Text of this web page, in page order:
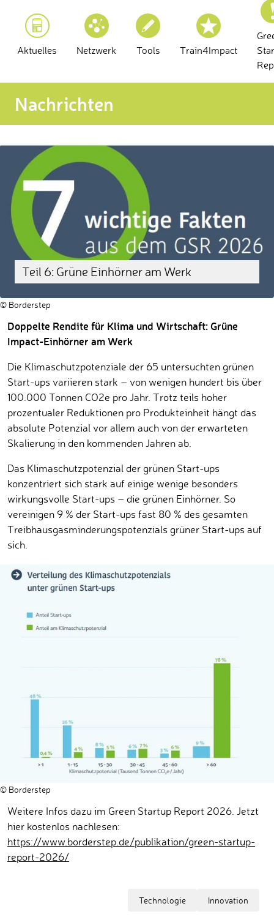
Aktuelles Netzwerk Tools Train4Impact
Nachrichten
Teil 6: Grüne Einhörner am Werk
© Borderstep
Doppelte Rendite für Klima und Wirtschaft: Grüne
Impact-Einhörner am Werk
Die Klimaschutzpotenziale der 65 untersuchten grünen
Start-ups variieren stark – von wenigen hundert bis über
100.000 Tonnen CO2e pro Jahr. Trotz teils hoher
prozentualer Reduktionen pro Produkteinheit hängt das
absolute Potenzial vor allem auch von der erwarteten
Skalierung in den kommenden Jahren ab.
Das Klimaschutzpotenzial der grünen Start-ups
konzentriert sich stark auf einige wenige besonders
wirkungsvolle Start-ups – die grünen Einhörner. So
vereinigen 9 % der Start-ups fast 80 % des gesamten
Treibhausgasminderungspotenzials grüner Start-ups auf
sich.
© Borderstep
Weitere Infos dazu im Green Startup Report 2026. Jetzt
hier kostenlos nachlesen:
https://www.borderstep.de/publikation/green-startup-
report-2026/
Innovation
Technologie